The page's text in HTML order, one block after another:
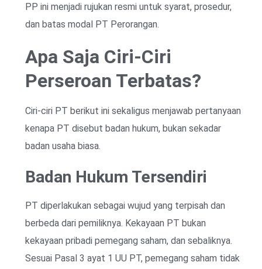
PP ini menjadi rujukan resmi untuk syarat, prosedur,
dan batas modal PT Perorangan.
Apa Saja Ciri-Ciri
Perseroan Terbatas?
Ciri-ciri PT berikut ini sekaligus menjawab pertanyaan
kenapa PT disebut badan hukum, bukan sekadar
badan usaha biasa.
Badan Hukum Tersendiri
PT diperlakukan sebagai wujud yang terpisah dan
berbeda dari pemiliknya. Kekayaan PT bukan
kekayaan pribadi pemegang saham, dan sebaliknya.
Sesuai Pasal 3 ayat 1 UU PT, pemegang saham tidak